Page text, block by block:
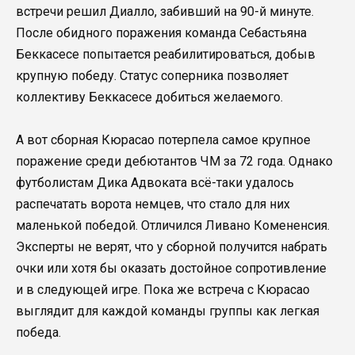
встречи решил Диалло, забивший на 90-й минуте.
После обидного поражения команда Себастьяна
Беккасесе попытается реабилитироваться, добыв
крупную победу. Статус соперника позволяет
коллективу Беккасесе добиться желаемого.
А вот сборная Кюрасао потерпела самое крупное
поражение среди дебютантов ЧМ за 72 года. Однако
футболистам Дика Адвоката всё-таки удалось
распечатать ворота немцев, что стало для них
маленькой победой. Отличился Ливано Комененсия.
Эксперты не верят, что у сборной получится набрать
очки или хотя бы оказать достойное сопротивление
и в следующей игре. Пока же встреча с Кюрасао
выглядит для каждой команды группы как легкая
победа.